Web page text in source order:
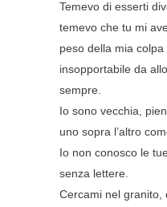
Temevo di esserti
temevo che tu mi
peso della mia
insopportabile da
sempre.
Io sono vecchia,
uno sopra l’altro
Io non conosco le
senza lettere.
Cercami nel granito,